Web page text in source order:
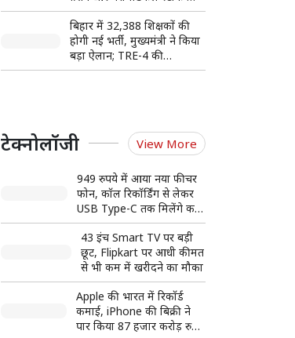
मिलेगा मौका; जानें पूरी डिटेल
बिहार में 32,388 शिक्षकों की
होगी नई भर्ती, मुख्यमंत्री ने किया
बड़ा ऐलान; TRE-4 की
अधिसूचना जल्द होगी जारी
टेक्नोलॉजी View More
949 रुपये में आया नया फीचर
फोन, कॉल रिकॉर्डिंग से लेकर
USB Type-C तक मिलेंगे कई
फीचर्स
43 इंच Smart TV पर बड़ी
छूट, Flipkart पर आधी कीमत
से भी कम में खरीदने का मौका
Apple की भारत में रिकॉर्ड
कमाई, iPhone की बिक्री ने
पार किया 87 हजार करोड़ रुपये